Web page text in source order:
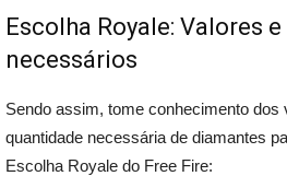
Escolha Royale: Valores
necessários
Sendo assim, tome conhecimento dos
quantidade necessária de diamantes
Escolha Royale do Free Fire: